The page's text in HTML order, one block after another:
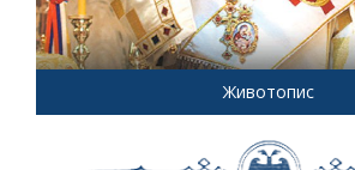
Животопис